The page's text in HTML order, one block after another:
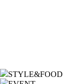
STYLE&FOOD